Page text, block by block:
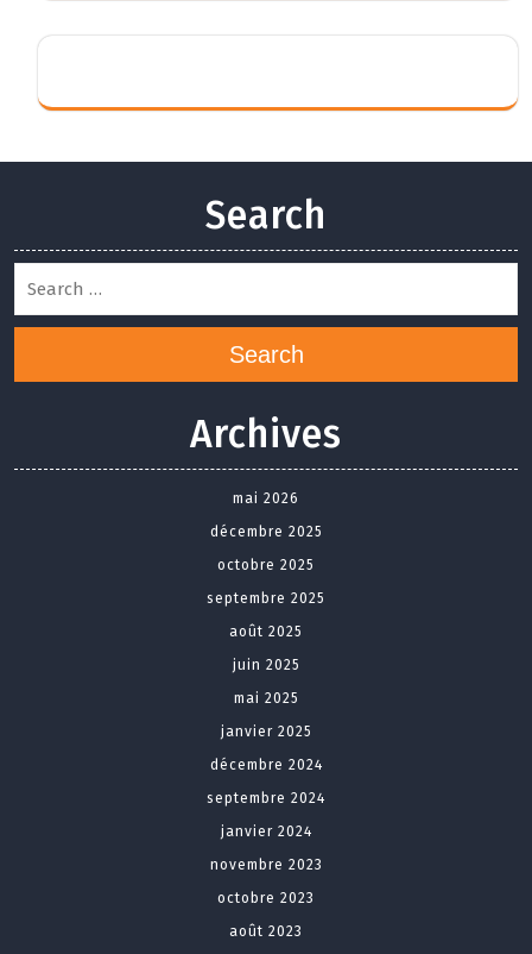
Search
Search
Archives
mai 2026
décembre 2025
octobre 2025
septembre 2025
août 2025
juin 2025
mai 2025
janvier 2025
décembre 2024
septembre 2024
janvier 2024
novembre 2023
octobre 2023
août 2023